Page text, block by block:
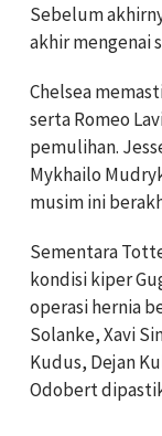
Sebelum
akhir mengenai
Chelsea
serta Romeo
pemulihan.
Mykhailo
musim ini
Sementara
kondisi kiper
operasi hernia
Solanke, Xavi
Kudus, Dejan
Odobert